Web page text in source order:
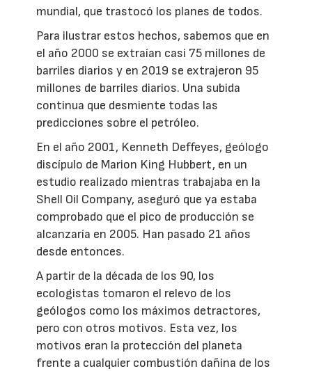
mundial, que trastocó los planes de todos.
Para ilustrar estos hechos, sabemos que en
el año 2000 se extraían casi 75 millones de
barriles diarios y en 2019 se extrajeron 95
millones de barriles diarios. Una subida
continua que desmiente todas las
predicciones sobre el petróleo.
En el año 2001, Kenneth Deffeyes, geólogo
discípulo de Marion King Hubbert, en un
estudio realizado mientras trabajaba en la
Shell Oil Company, aseguró que ya estaba
comprobado que el pico de producción se
alcanzaría en 2005. Han pasado 21 años
desde entonces.
A partir de la década de los 90, los
ecologistas tomaron el relevo de los
geólogos como los máximos detractores,
pero con otros motivos. Esta vez, los
motivos eran la protección del planeta
frente a cualquier combustión dañina de los